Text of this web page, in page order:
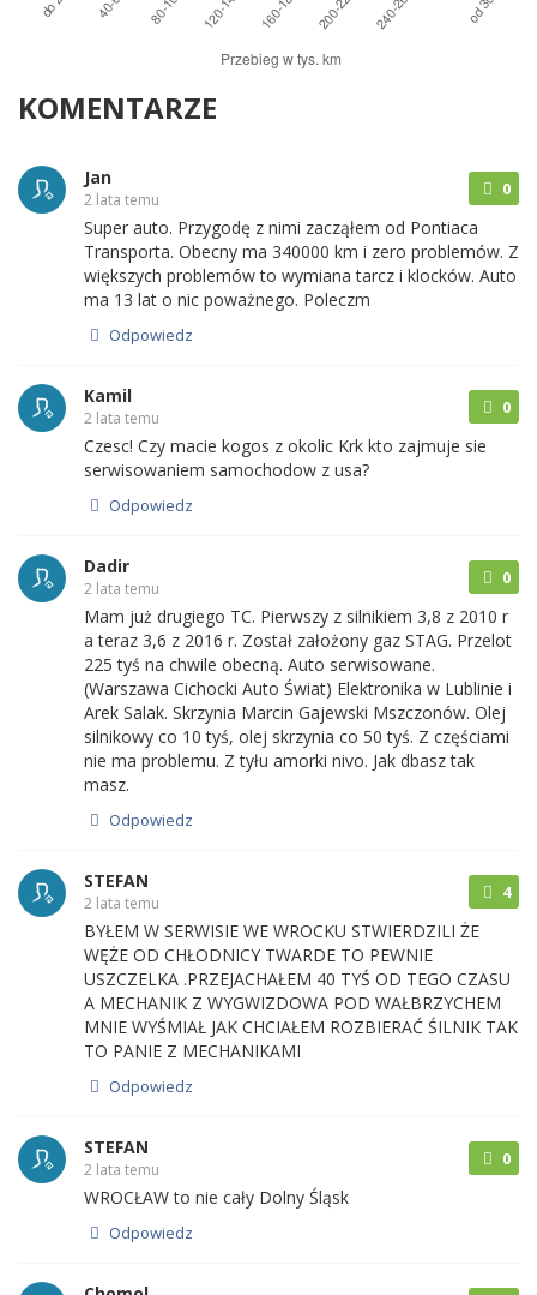
KOMENTARZE
Jan
2 lata temu
0
Super auto. Przygodę z nimi zacząłem od Pontiaca
Transporta. Obecny ma 340000 km i zero problemów. Z
większych problemów to wymiana tarcz i klocków. Auto
ma 13 lat o nic poważnego. Poleczm
Odpowiedz
Kamil
2 lata temu
0
Czesc! Czy macie kogos z okolic Krk kto zajmuje sie
serwisowaniem samochodow z usa?
Odpowiedz
Dadir
2 lata temu
0
Mam już drugiego TC. Pierwszy z silnikiem 3,8 z 2010 r
a teraz 3,6 z 2016 r. Został założony gaz STAG. Przelot
225 tyś na chwile obecną. Auto serwisowane.
(Warszawa Cichocki Auto Świat) Elektronika w Lublinie i
Arek Salak. Skrzynia Marcin Gajewski Mszczonów. Olej
silnikowy co 10 tyś, olej skrzynia co 50 tyś. Z częściami
nie ma problemu. Z tyłu amorki nivo. Jak dbasz tak
masz.
Odpowiedz
STEFAN
2 lata temu
4
BYŁEM W SERWISIE WE WROCKU STWIERDZILI ŻE
WĘŻE OD CHŁODNICY TWARDE TO PEWNIE
USZCZELKA .PRZEJACHAŁEM 40 TYŚ OD TEGO CZASU
A MECHANIK Z WYGWIZDOWA POD WAŁBRZYCHEM
MNIE WYŚMIAŁ JAK CHCIAŁEM ROZBIERAĆ ŚILNIK TAK
TO PANIE Z MECHANIKAMI
Odpowiedz
STEFAN
2 lata temu
0
WROCŁAW to nie cały Dolny Śląsk
Odpowiedz